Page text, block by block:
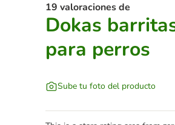
19 valoraciones de
Dokas
para perros
Sube tu foto del producto